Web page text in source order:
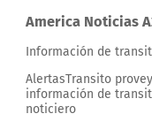
America Noticias
Información de
AlertasTransito
información de
noticiero